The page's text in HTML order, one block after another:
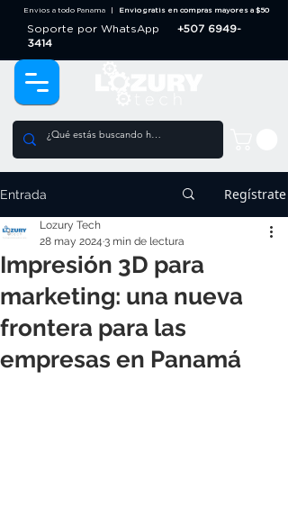
Envios a todo Panama | Envio gratis en compras mayores a $50
Soporte por WhatsApp
+507 6949-
3414
Entrada Regístrate
Impresión 3D para
marketing: una nueva
frontera para las
empresas en Panamá
Lozury Tech
28 may 2024 3 min de lectura